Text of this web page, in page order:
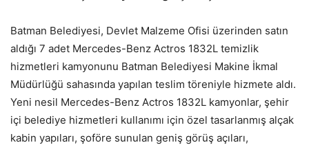
Batman Belediyesi, Devlet Malzeme Ofisi üzerinden satın
aldığı 7 adet Mercedes-Benz Actros 1832L temizlik
hizmetleri kamyonunu Batman Belediyesi Makine İkmal
Müdürlüğü sahasında yapılan teslim töreniyle hizmete aldı.
Yeni nesil Mercedes-Benz Actros 1832L kamyonlar, şehir
içi belediye hizmetleri kullanımı için özel tasarlanmış alçak
kabin yapıları, şoföre sunulan geniş görüş açıları,